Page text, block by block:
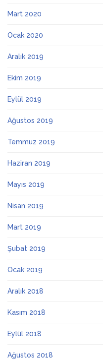
Mart 2020
Ocak 2020
Aralık 2019
Ekim 2019
Eylül 2019
Ağustos 2019
Temmuz 2019
Haziran 2019
Mayıs 2019
Nisan 2019
Mart 2019
Şubat 2019
Ocak 2019
Aralık 2018
Kasım 2018
Eylül 2018
Ağustos 2018